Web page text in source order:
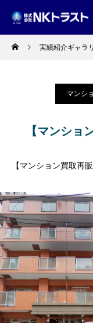
実績紹介ギャラ
マンシ
【マンショ
【マンション買取再